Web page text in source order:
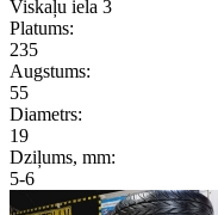
Viskaļu iela 3
Platums:
235
Augstums:
55
Diametrs:
19
Dziļums, mm:
5-6